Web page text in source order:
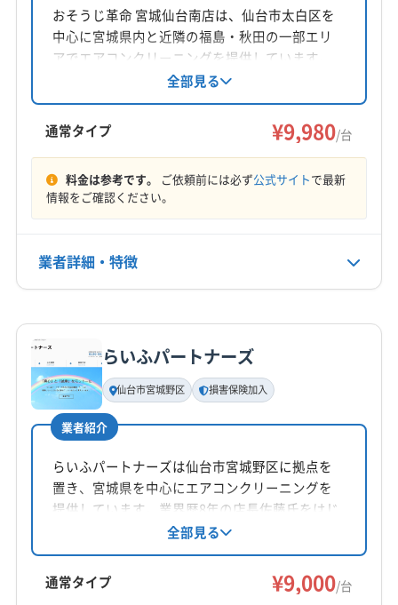
宮城県宮城郡利府町
対応地域
仙台市宮城野区
仙台市泉区
仙台市太白区
角田市 岩沼市 石巻市
多賀城市
大崎市
登米市
名取市
加美郡加美町
加美郡色麻町
宮城郡七ヶ浜町
宮城郡利府町
黒川郡大郷町
もっと見る
営業時間
定休日
なし
電話番号
050-1807-8386
公式HP
公式サイトを見る
おそうじ革命 宮城仙台南店は、仙台市太白区を
中心に宮城県内と近隣の福島・秋田の一部エリ
アでエアコンクリーニングを提供しています。
作業療法士の資格を持つ店長が在籍し、丁寧な
作業と心身の相談にも対応。損害保険加入済み
で、女性スタッフ同行も可能です。
全部見る
通常タイプ ¥9,980/台
料金は参考です。 ご依頼前には必ず公式サイトで最新
情報をご確認ください。
業者詳細・特徴
基本情報
代表者名
髙野恭平
所在地
宮城県仙台市太白区
対応地域
仙台市宮城野区
仙台市青葉区
仙台市泉区
仙台市太白区 塩竈市 角田市
岩沼市
気仙沼市
栗原市 大崎市
登米市
らいふパートナーズ
仙台市宮城野区 損害保険加入
業者紹介
らいふパートナーズは仙台市宮城野区に拠点を
置き、宮城県を中心にエアコンクリーニングを
提供しています。業界歴8年の店長佐藤氏をはじ
め、6名のスタッフが丁寧な作業を心がけていま
す。損害保険加入、カード利用可能で、年中無
休で8:00〜24:00まで対応。防カビ抗菌コートな
どのオプションも充実しています。利用者との
全部見る
通常タイプ ¥9,000/台